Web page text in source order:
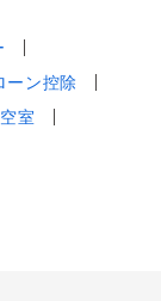
ーン控除
空室